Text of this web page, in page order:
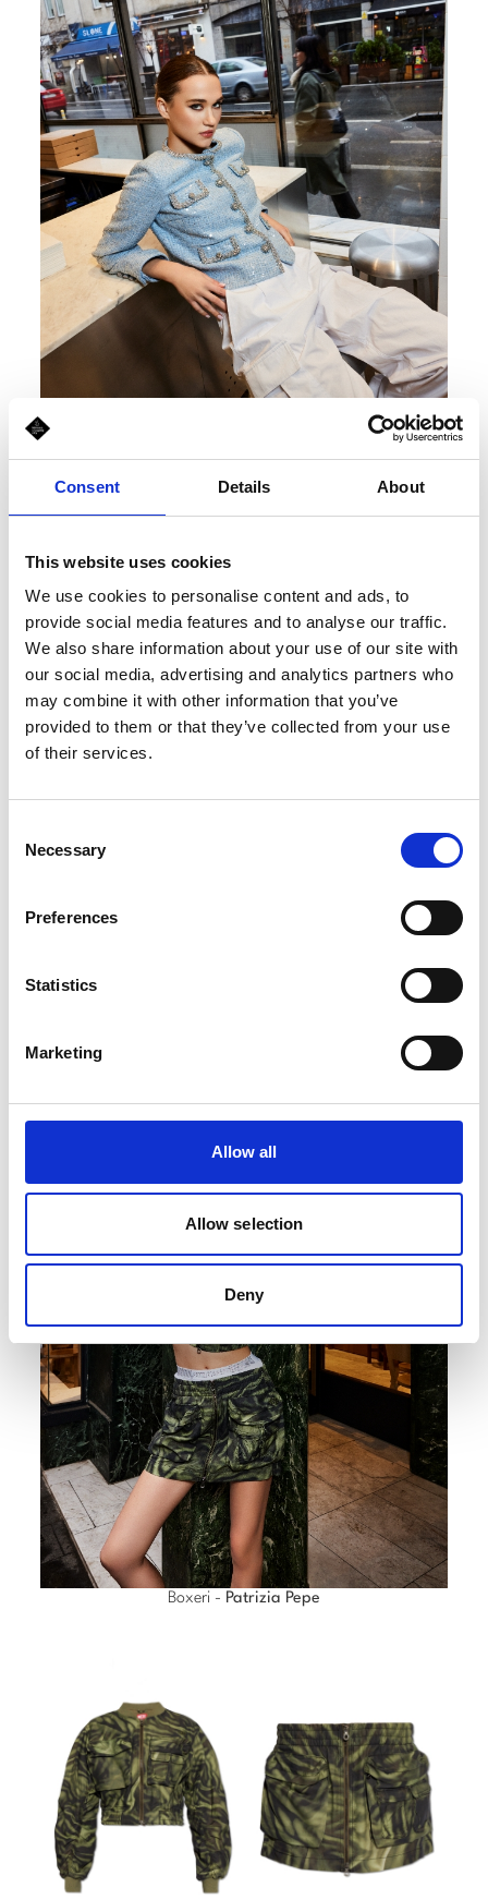
Consent Details About
This website uses cookies
We use cookies to personalise content and ads, to
provide social media features and to analyse our traffic.
We also share information about your use of our site with
our social media, advertising and analytics partners who
may combine it with other information that you’ve
provided to them or that they’ve collected from your use
of their services.
Selection
Necessary
Preferences
Statistics
Marketing
Allow all
Allow selection
Deny
Jachetă -Maison Couture Pantaloni -Patrizia Pepe
piatra de temelie a acestei tendințe populare, deși de data aceasta
sunt în culori noi și interesante - galbenul muștar, albastrul
Boxeri - Patrizia Pepe